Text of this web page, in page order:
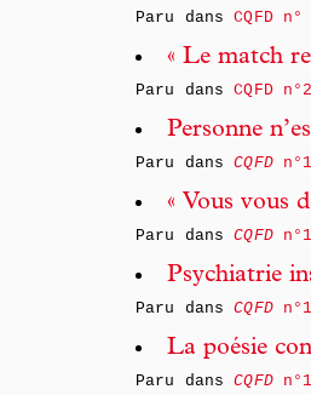
Paru dansCQFD
« Le match
Paru dansCQFD
Personne
Paru dansCQFD
« Vous vous
Paru dansCQFD
Psychiatrie
Paru dansCQFD
La poésie
Paru dansCQFD